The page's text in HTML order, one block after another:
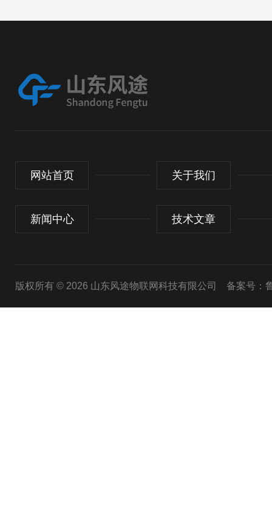
网站首页 关于我们
新闻中心 技术文章
版权所有 © 2026 山东风途物联网科技有限公司 备案号：